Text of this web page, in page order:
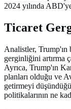
2024 yılında
Ticaret
Analistler, Trump'ın
gerginliğini artırma
Ayrıca, Trump'ın
planları olduğu ve
getirmeyi
politikalarının ne